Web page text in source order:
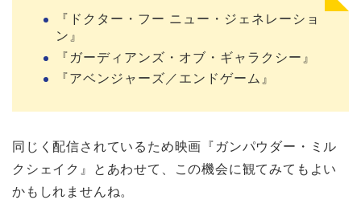
『ドクター・フー ニュー・ジェネレーショ
ン』
『ガーディアンズ・オブ・ギャラクシー』
『アベンジャーズ／エンドゲーム』
同じく配信されているため映画『ガンパウダー・ミル
クシェイク』とあわせて、この機会に観てみてもよい
かもしれませんね。